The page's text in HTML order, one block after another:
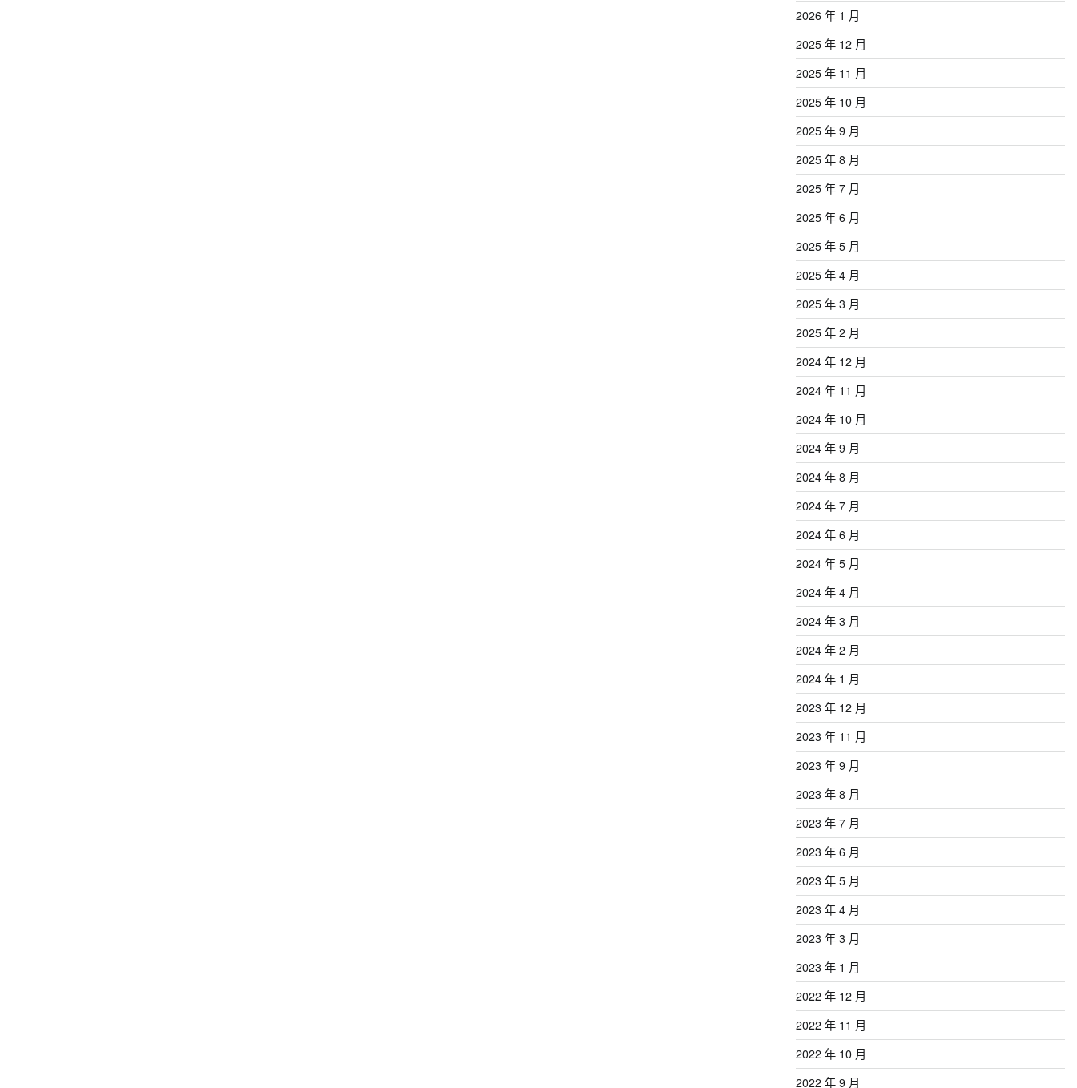
2026 年 1 月
2025 年 12 月
2025 年 11 月
2025 年 10 月
2025 年 9 月
2025 年 8 月
2025 年 7 月
2025 年 6 月
2025 年 5 月
2025 年 4 月
2025 年 3 月
2025 年 2 月
2024 年 12 月
2024 年 11 月
2024 年 10 月
2024 年 9 月
2024 年 8 月
2024 年 7 月
2024 年 6 月
2024 年 5 月
2024 年 4 月
2024 年 3 月
2024 年 2 月
2024 年 1 月
2023 年 12 月
2023 年 11 月
2023 年 9 月
2023 年 8 月
2023 年 7 月
2023 年 6 月
2023 年 5 月
2023 年 4 月
2023 年 3 月
2023 年 1 月
2022 年 12 月
2022 年 11 月
2022 年 10 月
2022 年 9 月